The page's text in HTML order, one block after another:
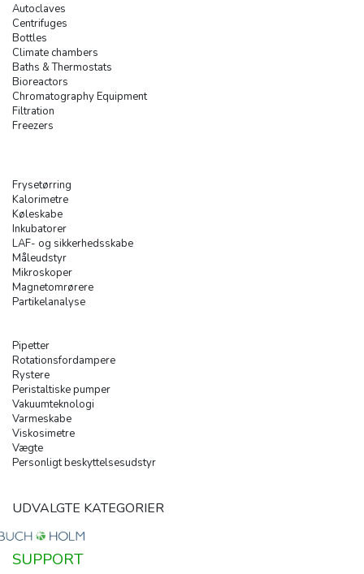
Autoclaves
Centrifuges
Bottles
Climate chambers
Baths & Thermostats
Bioreactors
Chromatography Equipment
Filtration
Freezers
Frysetørring
Kalorimetre
Køleskabe
Inkubatorer
LAF- og sikkerhedsskabe
Måleudstyr
Mikroskoper
Magnetomrørere
Partikelanalyse
Pipetter
Rotationsfordampere
Rystere
Peristaltiske pumper
Vakuumteknologi
Varmeskabe
Viskosimetre
Vægte
Personligt beskyttelsesudstyr
UDVALGTE KATEGORIER
SUPPORT